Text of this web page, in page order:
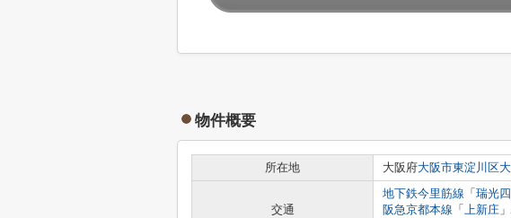
物件概要
所在地 大阪府大阪市東淀川区
交通
地下鉄今里筋線 「 瑞光
阪急京都本線 「 上新庄